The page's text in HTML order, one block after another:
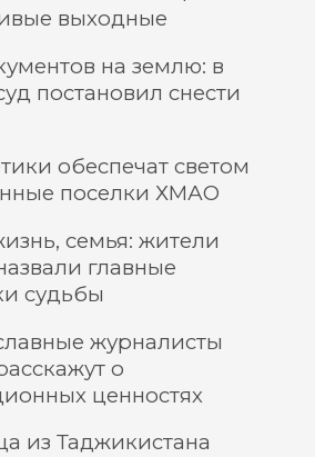
выходные
на землю: в
постановил снести
обеспечат светом
поселки ХМАО
семья: жители
главные
судьбы
журналисты
о
ценностях
из Таджикистана